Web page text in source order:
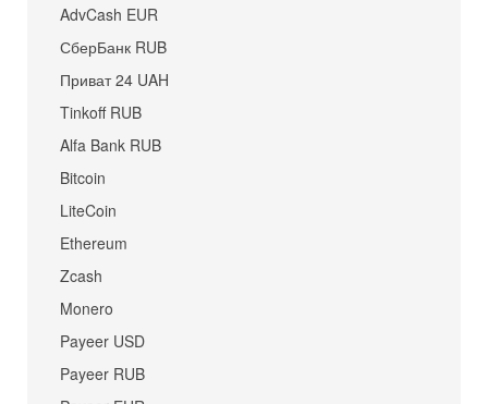
AdvCash EUR
СберБанк RUB
Приват 24 UAH
Tinkoff RUB
Alfa Bank RUB
Bitcoin
LiteCoin
Ethereum
Zcash
Monero
Payeer USD
Payeer RUB